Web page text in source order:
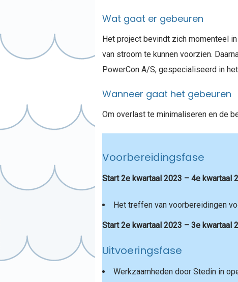
Wat gaat er gebeuren
Het project bevindt zich momenteel
van stroom te kunnen voorzien.
PowerCon A/S, gespecialiseerd in
Wanneer gaat het gebeuren
Om overlast te minimaliseren en de
Voorbereidingsfase
Start 2e kwartaal 2023 – 4e kwartaal
Het treffen van voorbereidingen
Start 2e kwartaal 2023 – 3e kwartaal
Uitvoeringsfase
Werkzaamheden door Stedin in